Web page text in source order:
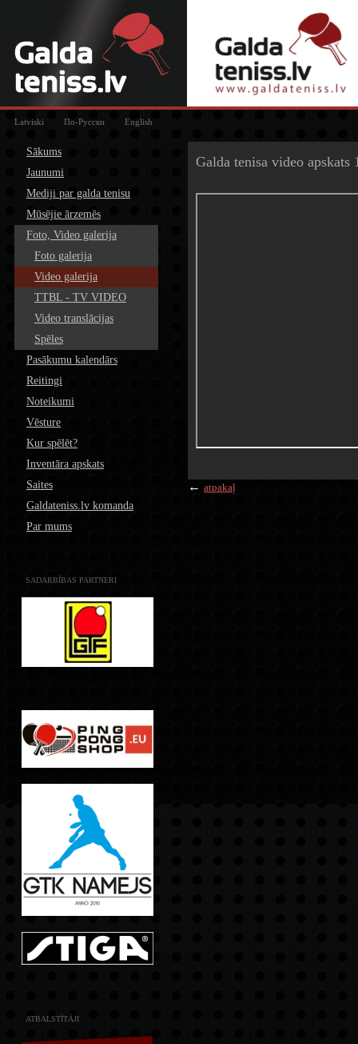
Latviski По-Русски English
Sākums
Jaunumi
Mediji par galda tenisu
Mūsējie ārzemēs
Foto, Video galerija
Foto galerija
Video galerija
TTBL - TV VIDEO
Video translācijas
Spēles
Pasākumu kalendārs
Reitingi
Noteikumi
Vēsture
Kur spēlēt?
Inventāra apskats
Saites
Galdateniss.lv komanda
Par mums
SADARBĪBAS PARTNERI
ATBALSTĪTĀJI
Galda tenisa video apskats
← atpakaļ